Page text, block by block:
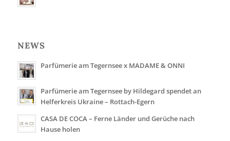
NEWS
Parfümerie am Tegernsee x MADAME & ONNI
Parfümerie am Tegernsee by Hildegard spendet an
Helferkreis Ukraine – Rottach-Egern
CASA DE COCA – Ferne Länder und Gerüche nach
Hause holen